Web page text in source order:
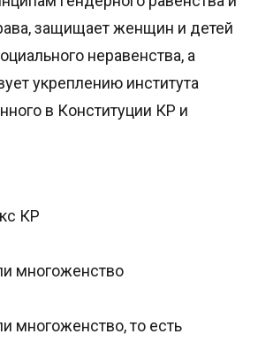
защищает женщин и детей
неравенства, а
укреплению института
в Конституции КР и
КР
многоженство
многоженство, то есть